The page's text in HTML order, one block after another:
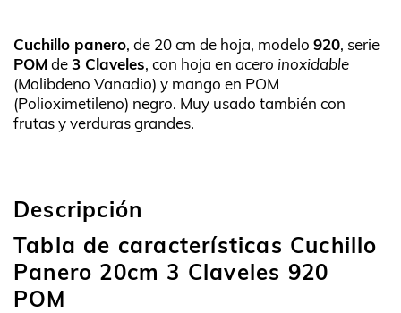
Cuchillo panero, de 20 cm de hoja, modelo 920, serie
POMde3 Claveles, con hoja en acero inoxidable
(Molibdeno Vanadio) y mango en POM
(Polioximetileno) negro. Muy usado también con
frutas y verduras grandes.
Descripción
Tabla de características Cuchillo
Panero 20cm 3 Claveles 920
POM